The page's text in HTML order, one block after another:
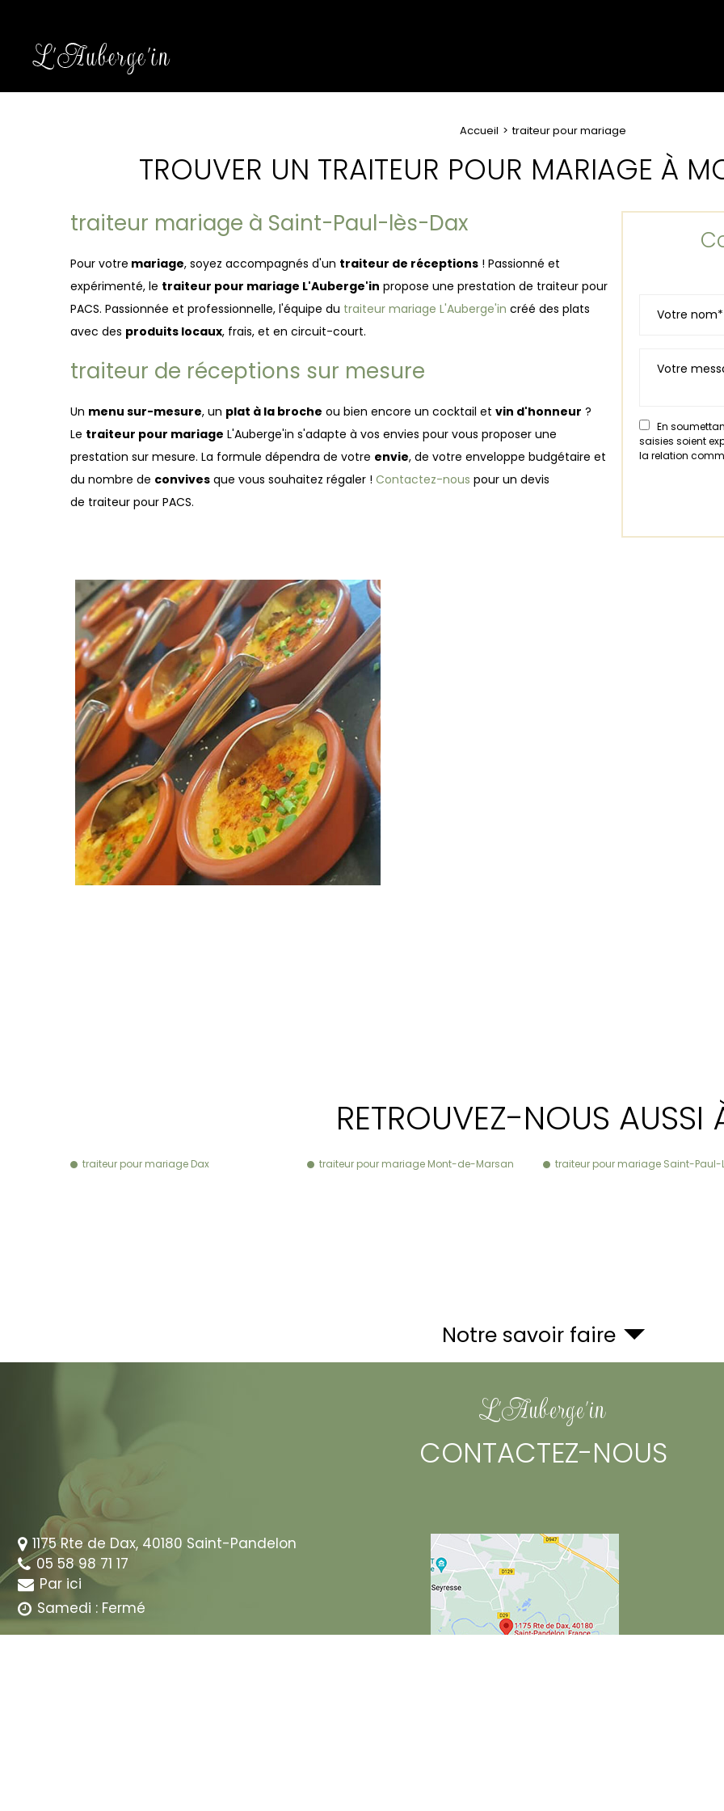
Accueil traiteur pour mariage
TROUVER UN TRAITEUR POUR MARIAGE À
traiteur mariage à Saint-Paul-lès-Dax
Pour votre mariage, soyez accompagnés d'un traiteur de réceptions ! Passionné et
expérimenté, le traiteur pour mariage L'Auberge'in propose une prestation de traiteur pour
PACS. Passionnée et professionnelle, l'équipe du traiteur mariage L'Auberge'in créé des plats
avec des produits locaux, frais, et en circuit-court.
traiteur de réceptions sur mesure
Un menu sur-mesure, un plat à la broche ou bien encore un cocktail et vin d'honneur ?
Le traiteur pour mariage L'Auberge'in s'adapte à vos envies pour vous proposer une
prestation sur mesure. La formule dépendra de votre envie, de votre enveloppe budgétaire et
du nombre de convives que vous souhaitez régaler ! Contactez-nous pour un devis
de traiteur pour PACS.
En
saisies soient
la relation
RETROUVEZ-NOUS AUSSI
traiteur pour mariage Dax traiteur pour mariage Mont-de-Marsan traiteur pour mariage Saint-Paul-
Notre savoir faire
L'Auberge'in
CONTACTEZ-NOUS
1175 Rte de Dax, 40180 Saint-Pandelon
05 58 98 71 17
Par ici
Samedi : Fermé